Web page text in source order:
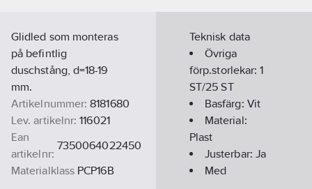
Glidled som monteras
på befintlig
duschstång, d=18-19
mm.
Artikelnummer: 8181680
Lev. artikelnr: 116021
Ean
artikelnr:
7350064022450
Materialklass PCP16B
Teknisk data
Övriga
förp.storlekar:1
ST/25 ST
Basfärg: Vit
Material:
Plast
Justerbar: Ja
Med